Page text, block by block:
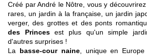
Créé parAndré le Nôtre , vous y
rares, un jardin à la française, un jardin
verger, des grottes et des ponts
des Princesest plus qu'un simple
d'autres surprises !
La basse-cour naine, unique en Europe